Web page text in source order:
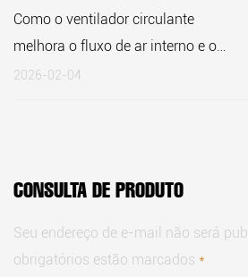
Como o ventilador circulante
melhora o fluxo de ar interno e o
conforto durante todo o ano
2026-02-04
CONSULTA DE PRODUTO
Seu endereço de e-mail não será
obrigatórios estão marcados *